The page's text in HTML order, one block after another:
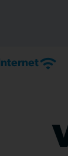
Internet